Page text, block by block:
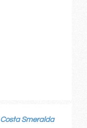
Costa Smeralda